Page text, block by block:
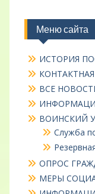
Меню сайта
ИСТОРИЯ
ВСЕ
ВОИНСКИЙ
Служба
ОПРОС
МЕРЫ